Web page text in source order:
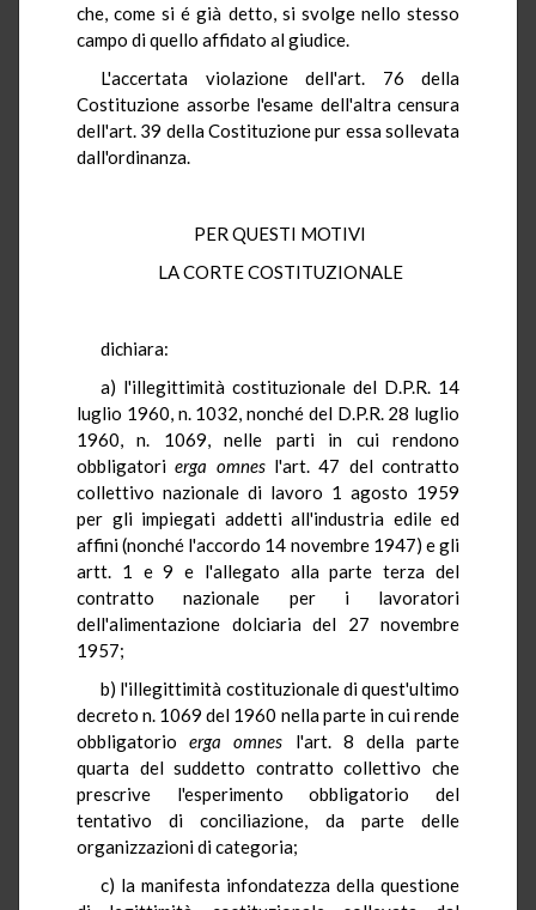
che, come si é già detto, si svolge nello stesso
campo di quello affidato al giudice.
L'accertata violazione dell'art. 76 della
Costituzione assorbe l'esame dell'altra censura
dell'art. 39 della Costituzione pur essa sollevata
dall'ordinanza.
PER QUESTI MOTIVI
LA CORTE COSTITUZIONALE
dichiara:
a) l'illegittimità costituzionale del D.P.R. 14
luglio 1960, n. 1032, nonché del D.P.R. 28 luglio
1960, n. 1069, nelle parti in cui rendono
obbligatorierga omnesl'art. 47 del contratto
collettivo nazionale di lavoro 1 agosto 1959
per gli impiegati addetti all'industria edile ed
affini (nonché l'accordo 14 novembre 1947) e gli
artt. 1 e 9 e l'allegato alla parte terza del
contratto nazionale per i lavoratori
dell'alimentazione dolciaria del 27 novembre
1957;
b) l'illegittimità costituzionale di quest'ultimo
decreto n. 1069 del 1960 nella parte in cui rende
obbligatorioerga omnes l'art. 8 della parte
quarta del suddetto contratto collettivo che
prescrive l'esperimento obbligatorio del
tentativo di conciliazione, da parte delle
organizzazioni di categoria;
c) la manifesta infondatezza della questione